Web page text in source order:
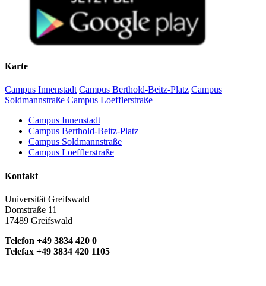
Karte
Campus Innenstadt Campus Berthold-Beitz-Platz Campus
Soldmannstraße Campus Loefflerstraße
Campus Innenstadt
Campus Berthold-Beitz-Platz
Campus Soldmannstraße
Campus Loefflerstraße
Kontakt
Universität Greifswald
Domstraße 11
17489 Greifswald
Telefon +49 3834 420 0
Telefax +49 3834 420 1105